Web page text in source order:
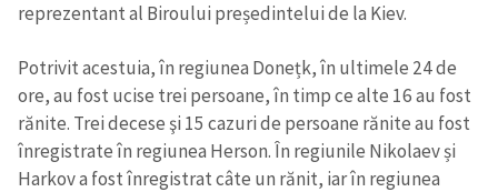
reprezentant al Biroului președintelui de la Kiev.
Potrivit acestuia, în regiunea Donețk, în ultimele 24 de
ore, au fost ucise trei persoane, în timp ce alte 16 au fost
rănite. Trei decese şi 15 cazuri de persoane rănite au fost
înregistrate în regiunea Herson. În regiunile Nikolaev și
Harkov a fost înregistrat câte un rănit, iar în regiunea